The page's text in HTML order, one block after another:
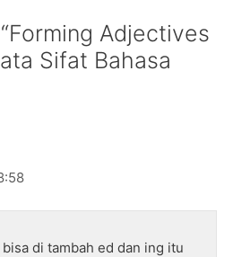
Adjectives
Sifat Bahasa
di tambah ed dan ing itu